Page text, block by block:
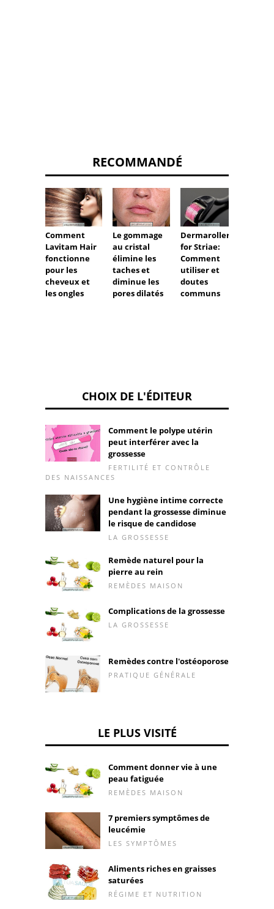
RECOMMANDÉ
Comment
Lavitam Hair
fonctionne
pour les
cheveux et
les ongles
Le gommage
au cristal
élimine les
taches et
diminue les
pores dilatés
Dermaroller
for Striae:
Comment
utiliser et
doutes
communs
CHOIX DE L'ÉDITEUR
Comment le polype utérin
peut interférer avec la
grossesse
FERTILITÉ ET CONTRÔLE
DES NAISSANCES
Une hygiène intime correcte
pendant la grossesse diminue
le risque de candidose
LA GROSSESSE
Remède naturel pour la
pierre au rein
REMÈDES MAISON
Complications de la grossesse
LA GROSSESSE
Remèdes contre l'ostéoporose
PRATIQUE GÉNÉRALE
LE PLUS VISITÉ
Comment donner vie à une
peau fatiguée
REMÈDES MAISON
7 premiers symptômes de
leucémie
LES SYMPTÔMES
Aliments riches en graisses
saturées
RÉGIME ET NUTRITION